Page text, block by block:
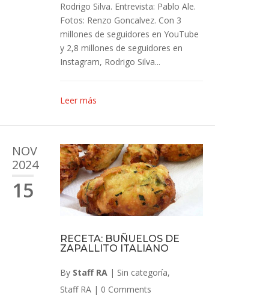
Rodrigo Silva. Entrevista: Pablo Ale.
Fotos: Renzo Goncalvez. Con 3
millones de seguidores en YouTube
y 2,8 millones de seguidores en
Instagram, Rodrigo Silva...
Leer más
NOV
2024
15
RECETA: BUÑUELOS DE
ZAPALLITO ITALIANO
By Staff RA | Sin categoría,
Staff RA | 0 Comments